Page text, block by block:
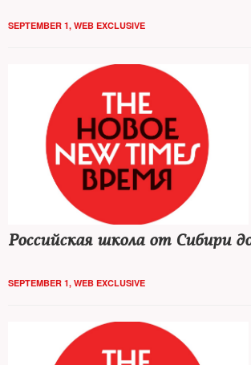
SEPTEMBER 1, WEB EXCLUSIVE
Российская школа от Сибири
SEPTEMBER 1, WEB EXCLUSIVE